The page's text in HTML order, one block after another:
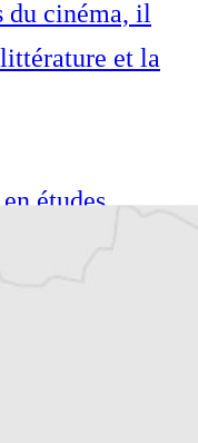
du cinéma, il
et la
études